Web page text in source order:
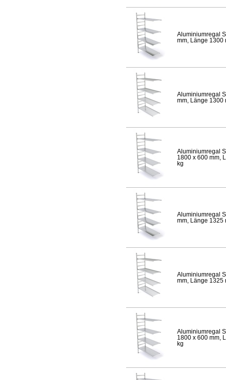
Aluminiumregal
mm, Länge 1300
Aluminiumregal
mm, Länge 1300
Aluminiumregal
1800 x 600 mm,
kg
Aluminiumregal
mm, Länge 1325
Aluminiumregal
mm, Länge 1325
Aluminiumregal
1800 x 600 mm,
kg